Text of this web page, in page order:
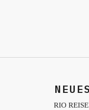
RIO